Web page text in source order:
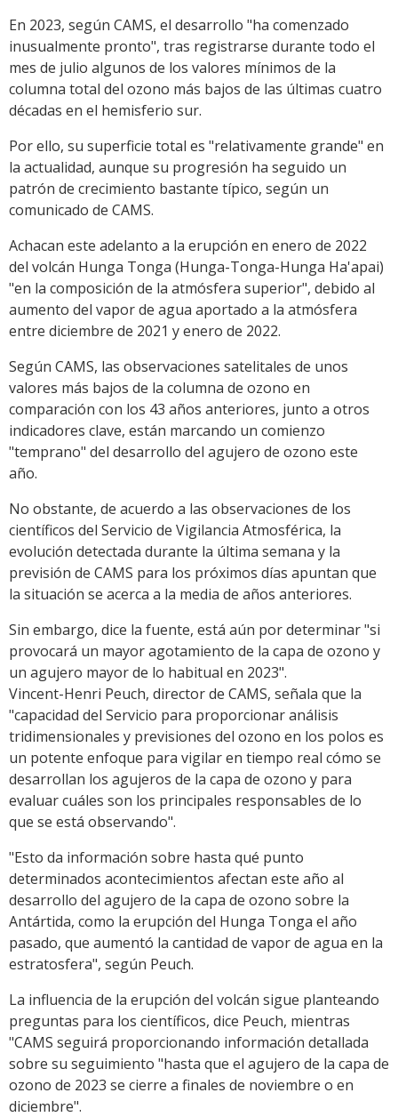
En 2023, según CAMS, el desarrollo "ha comenzado
inusualmente pronto", tras registrarse durante todo el
mes de julio algunos de los valores mínimos de la
columna total del ozono más bajos de las últimas cuatro
décadas en el hemisferio sur.
Por ello, su superficie total es "relativamente grande" en
la actualidad, aunque su progresión ha seguido un
patrón de crecimiento bastante típico, según un
comunicado de CAMS.
Achacan este adelanto a la erupción en enero de 2022
del volcán Hunga Tonga (Hunga-Tonga-Hunga Ha'apai)
"en la composición de la atmósfera superior", debido al
aumento del vapor de agua aportado a la atmósfera
entre diciembre de 2021 y enero de 2022.
Según CAMS, las observaciones satelitales de unos
valores más bajos de la columna de ozono en
comparación con los 43 años anteriores, junto a otros
indicadores clave, están marcando un comienzo
"temprano" del desarrollo del agujero de ozono este
año.
No obstante, de acuerdo a las observaciones de los
científicos del Servicio de Vigilancia Atmosférica, la
evolución detectada durante la última semana y la
previsión de CAMS para los próximos días apuntan que
la situación se acerca a la media de años anteriores.
Sin embargo, dice la fuente, está aún por determinar "si
provocará un mayor agotamiento de la capa de ozono y
un agujero mayor de lo habitual en 2023".
Vincent-Henri Peuch, director de CAMS, señala que la
"capacidad del Servicio para proporcionar análisis
tridimensionales y previsiones del ozono en los polos es
un potente enfoque para vigilar en tiempo real cómo se
desarrollan los agujeros de la capa de ozono y para
evaluar cuáles son los principales responsables de lo
que se está observando".
"Esto da información sobre hasta qué punto
determinados acontecimientos afectan este año al
desarrollo del agujero de la capa de ozono sobre la
Antártida, como la erupción del Hunga Tonga el año
pasado, que aumentó la cantidad de vapor de agua en la
estratosfera", según Peuch.
La influencia de la erupción del volcán sigue planteando
preguntas para los científicos, dice Peuch, mientras
"CAMS seguirá proporcionando información detallada
sobre su seguimiento "hasta que el agujero de la capa de
ozono de 2023 se cierre a finales de noviembre o en
diciembre".